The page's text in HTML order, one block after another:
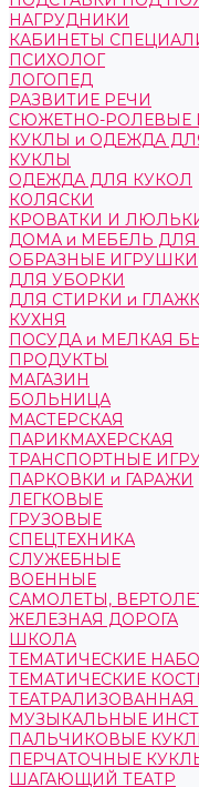
НАГРУДНИКИ
КАБИНЕТЫ
ПСИХОЛОГ
ЛОГОПЕД
РАЗВИТИЕ РЕЧИ
СЮЖЕТНО-РОЛЕВЫЕ
КУКЛЫ и ОДЕЖДА
КУКЛЫ
ОДЕЖДА ДЛЯ КУКОЛ
КОЛЯСКИ
КРОВАТКИ И ЛЮЛЬКИ
ДОМА и МЕБЕЛЬ ДЛЯ
ОБРАЗНЫЕ ИГРУШКИ
ДЛЯ УБОРКИ
ДЛЯ СТИРКИ и
КУХНЯ
ПОСУДА и МЕЛКАЯ
ПРОДУКТЫ
МАГАЗИН
БОЛЬНИЦА
МАСТЕРСКАЯ
ПАРИКМАХЕРСКАЯ
ТРАНСПОРТНЫЕ
ПАРКОВКИ и ГАРАЖИ
ЛЕГКОВЫЕ
ГРУЗОВЫЕ
СПЕЦТЕХНИКА
СЛУЖЕБНЫЕ
ВОЕННЫЕ
САМОЛЕТЫ,
ЖЕЛЕЗНАЯ ДОРОГА
ШКОЛА
ТЕМАТИЧЕСКИЕ
ТЕМАТИЧЕСКИЕ
МУЗЫКАЛЬНЫЕ
ПАЛЬЧИКОВЫЕ
ПЕРЧАТОЧНЫЕ
ШАГАЮЩИЙ ТЕАТР